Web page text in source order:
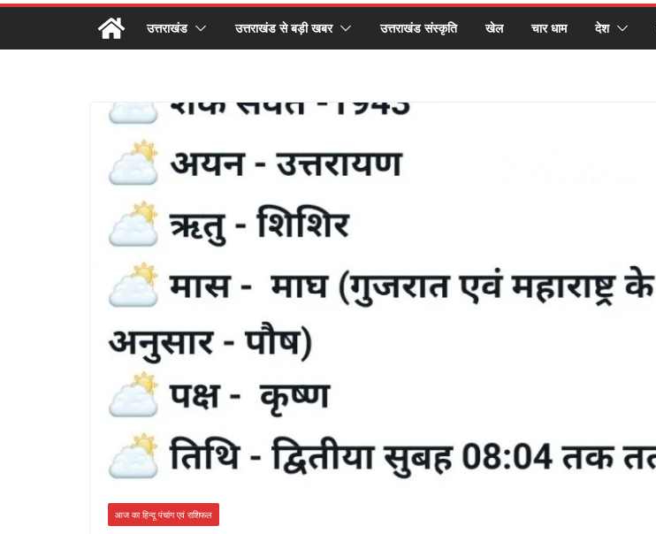
उत्तराखंड उत्तराखंड से बड़ी खबर उत्तराखंड संस्कृति खेल चार धाम देश
आज का हिन्दू पंचांग एवं राशिफल